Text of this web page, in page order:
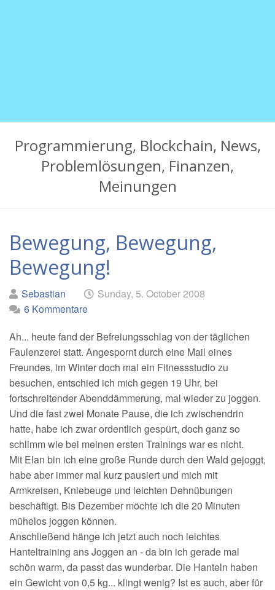
Programmierung, Blockchain, News,
Problemlösungen, Finanzen,
Meinungen
Bewegung, Bewegung,
Bewegung!
Geschrieben
von
Sebastian am Sunday, 5. October 2008
6 Kommentare
Ah... heute fand der Befreiungsschlag von der täglichen
Faulenzerei statt. Angespornt durch eine Mail eines
Freundes, im Winter doch mal ein Fitnessstudio zu
besuchen, entschied ich mich gegen 19 Uhr, bei
fortschreitender Abenddämmerung, mal wieder zu joggen.
Und die fast zwei Monate Pause, die ich zwischendrin
hatte, habe ich zwar ordentlich gespürt, doch ganz so
schlimm wie bei meinen ersten Trainings war es nicht.
Mit Elan bin ich eine große Runde durch den Wald gejoggt,
habe aber immer mal kurz pausiert und mich mit
Armkreisen, Kniebeuge und leichten Dehnübungen
beschäftigt. Bis Dezember möchte ich die 20 Minuten
mühelos joggen können.
Anschließend hänge ich jetzt auch noch leichtes
Hanteltraining ans Joggen an - da bin ich gerade mal
schön warm, da passt das wunderbar. Die Hanteln haben
ein Gewicht von 0,5 kg... klingt wenig? Ist es auch, aber für